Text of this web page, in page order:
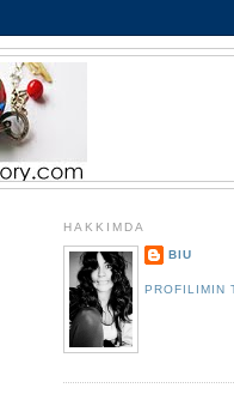
HAKKIMDA
BIU
PROFILIMIN